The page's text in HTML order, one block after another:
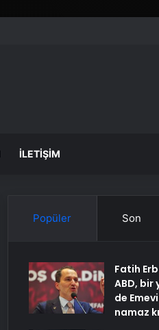
İLETIŞIM
Popüler Son
Fatih
ABD, bir
de
namaz